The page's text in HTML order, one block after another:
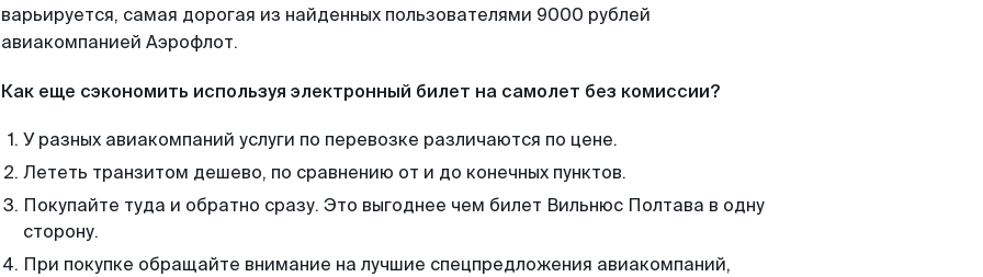
варьируется, самая дорогая из найденных пользователями 9000 рублей
авиакомпанией Аэрофлот.
Как еще сэкономить используя электронный билет на самолет без комиссии?
У разных авиакомпаний услуги по перевозке различаются по цене.
Лететь транзитом дешево, по сравнению от и до конечных пунктов.
Покупайте туда и обратно сразу. Это выгоднее чем билет Вильнюс Полтава в одну
сторону.
При покупке обращайте внимание на лучшие спецпредложения авиакомпаний,